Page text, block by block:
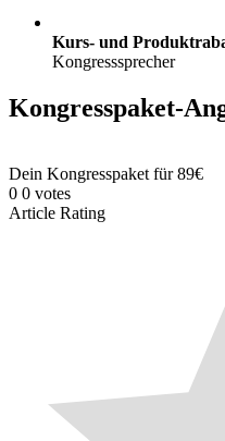
Kurs- und
Kongresssprecher
Kongresspaket-
Dein Kongresspaket für 89€
0 0 votes
Article Rating